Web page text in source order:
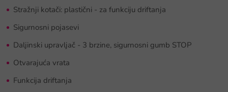
Stražnji kotači: plastični - za funkciju driftanja
Sigurnosni pojasevi
Daljinski upravljač - 3 brzine, sigurnosni gumb STOP
Otvarajuća vrata
Funkcija driftanja